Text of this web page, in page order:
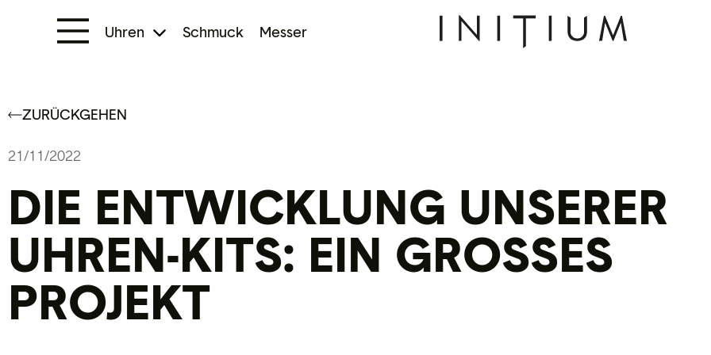
Uhren Schmuck Messer
ZURÜCKGEHEN
21/11/2022
DIE ENTWICKLUNG UNSERER
UHREN-KITS: EIN GROSSES P
ROJEKT